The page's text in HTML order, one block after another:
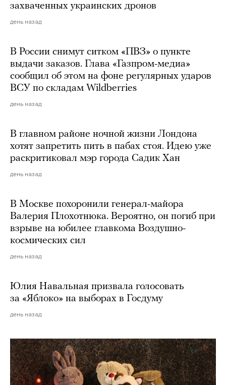
захваченных украинских дронов
день назад
В России снимут ситком «ПВЗ» о пункте
выдачи заказов. Глава «Газпром-медиа»
сообщил об этом на фоне регулярных ударов
ВСУ по складам Wildberries
день назад
В главном районе ночной жизни Лондона
хотят запретить пить в пабах стоя. Идею уже
раскритиковал мэр города Садик Хан
день назад
В Москве похоронили генерал-майора
Валерия Плохотнюка. Вероятно, он погиб при
взрыве на юбилее главкома Воздушно-
космических сил
день назад
Юлия Навальная призвала голосовать
за «Яблоко» на выборах в Госдуму
день назад